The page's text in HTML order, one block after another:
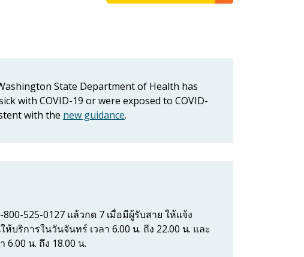
State Department of Health has
with COVID-19 or were exposed to COVID-
with the new guidance.
525-0127 แล้วกด 7 เมื่อมีผู้รับสาย ให้แจ้ง
ริการในวันจันทร์ เวลา 6.00 น. ถึง 22.00 น. และ
น. ถึง 18.00 น.